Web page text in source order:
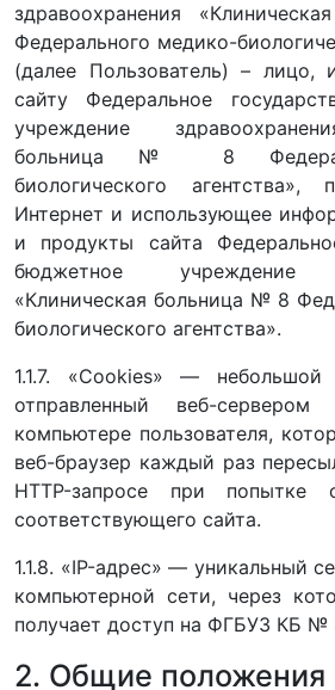
здравоохранения
Федерального медико-
(далее Пользователь) –
сайту Федеральное
учреждение
больница № 8
биологического агентства»,
Интернет и использующее
и продукты сайта
бюджетное учреждение
«Клиническая больница № 8
биологического агентства».
1.1.7. «Cookies» — небольшой
отправленный веб-
компьютере пользователя,
веб-браузер каждый раз
HTTP-запросе при попытке
соответствующего сайта.
1.1.8. «IP-адрес» — уникальный
компьютерной сети, через
получает доступ на ФГБУЗ КБ
2. Общие положения